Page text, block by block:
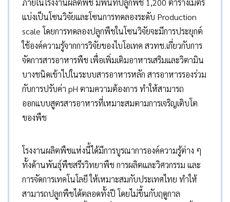
ภายในโรงงานผลิตพืช มีพื้นที่ปลูกพืช 1,200 ตารางเมตร
แบ่งเป็นโซนวิจัยและโซนการทดลองระดับ Production
scale โดยการทดลองปลูกพืชในโซนวิจัยจะมีการประยุกต์
ใช้องค์ความรู้จากการวิจัยของไบโอเทค สวทช.เกี่ยวกับการ
จัดการสารอาหารพืช เพื่อเพิ่มเติมอาหารเสริมและวิตามิน
บางชนิดเข้าไปในระบบสารอาหารหลัก สารอาหารรองร่วม
กับการปรับค่า pH ตามความต้องการ ทำให้สามารถ
ออกแบบสูตรสารอาหารที่เหมาะสมตามการเจริญเติบโต
ของพืช
โรงงานผลิตพืชแห่งนี้ได้มีการบูรณาการองค์ความรู้ต่าง ๆ
ทั้งด้านพันธุ์พืชสรีรวิทยาพืช การผลิตและวิศวกรรม และ
การจัดการเทคโนโลยี ให้เหมาะสมกับประเทศไทย ทำให้
สามารถปลูกพืชได้ตลอดทั้งปี โดยไม่ขึ้นกับฤดูกาล